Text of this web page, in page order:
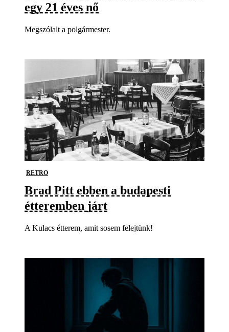
egy 21 éves nő
Megszólalt a polgármester.
RETRO
Brad Pitt ebben a budapesti
étteremben járt
A Kulacs étterem, amit sosem felejtünk!